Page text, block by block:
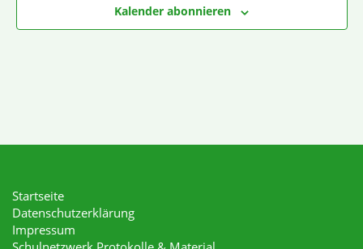
Kalender abonnieren
Startseite
Datenschutzerklärung
Impressum